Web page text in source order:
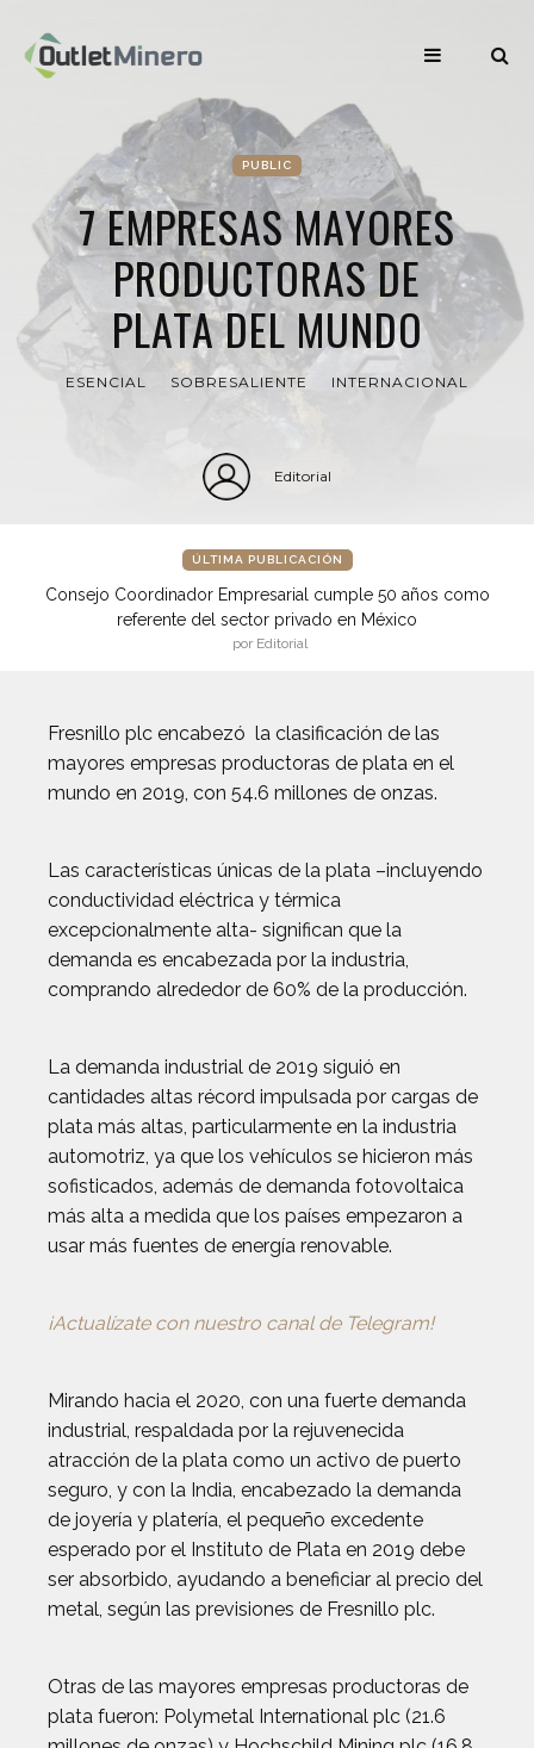
PUBLIC
7 EMPRESAS MAYORES
PRODUCTORAS DE
PLATA DEL MUNDO
ESENCIAL SOBRESALIENTE INTERNACIONAL
Editorial
ÚLTIMA PUBLICACIÓN
Consejo Coordinador Empresarial cumple 50 años como
referente del sector privado en México
por Editorial
Fresnillo plc encabezó la clasificación de las
mayores empresas productoras de plata en el
mundo en 2019, con 54.6 millones de onzas.
Las características únicas de la plata –incluyendo
conductividad eléctrica y térmica
excepcionalmente alta- significan que la
demanda es encabezada por la industria,
comprando alrededor de 60% de la producción.
La demanda industrial de 2019 siguió en
cantidades altas récord impulsada por cargas de
plata más altas, particularmente en la industria
automotriz, ya que los vehículos se hicieron más
sofisticados, además de demanda fotovoltaica
más alta a medida que los países empezaron a
usar más fuentes de energía renovable.
¡Actualízate con nuestro canal de Telegram!
Mirando hacia el 2020, con una fuerte demanda
industrial, respaldada por la rejuvenecida
atracción de la plata como un activo de puerto
seguro, y con la India, encabezado la demanda
de joyería y platería, el pequeño excedente
esperado por el Instituto de Plata en 2019 debe
ser absorbido, ayudando a beneficiar al precio del
metal, según las previsiones de Fresnillo plc.
Otras de las mayores empresas productoras de
plata fueron: Polymetal International plc (21.6